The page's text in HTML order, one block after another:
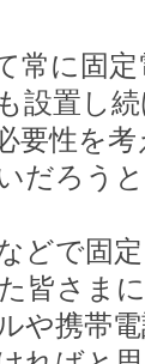
常に固
設置し
要性を
だろう
どで固
皆さま
や携帯